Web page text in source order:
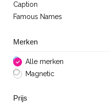
Caption
Famous Names
Merken
Alle merken
Magnetic
Prijs